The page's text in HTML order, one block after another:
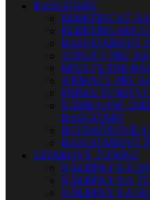
BASGITARY
ELEKTRICKÉ
ELEKTRO
BASGITAROVÉ
STRUNY PRE
EFEKTY PRE
SNÍMAČE PRE
NÁHRADNÉ
BASGITARY
BEZDRÔTOVÉ
BASGITAROVÉ
GITAROVÝ TUNING
NÁLEPKY NA
NÁLEPKY NA
NÁLEPKY NA